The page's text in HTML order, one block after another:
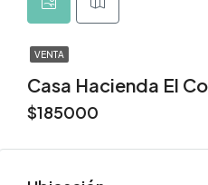
VENTA
Casa Hacienda El
$185000